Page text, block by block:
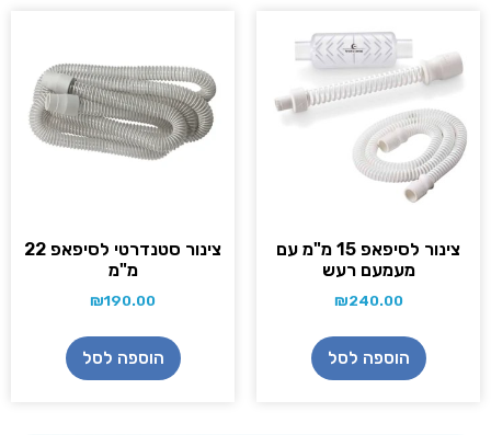
צינור לסיפאפ 15 מ"מ עם
מעמעם רעש
₪240.00
הוספה לסל
צינור סטנדרטי לסיפאפ 22
מ"מ
₪190.00
הוספה לסל